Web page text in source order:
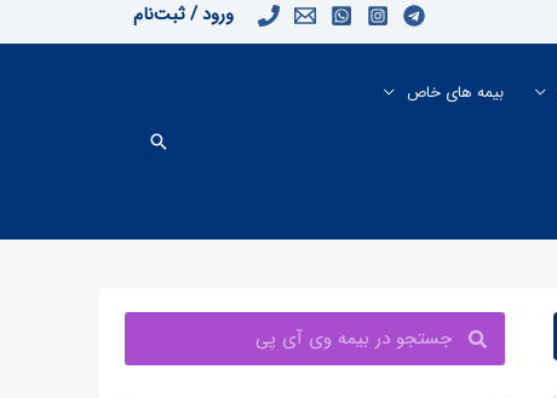
ورود / ثبت‌نام
بیمه های خاص
جستجو
جستجو